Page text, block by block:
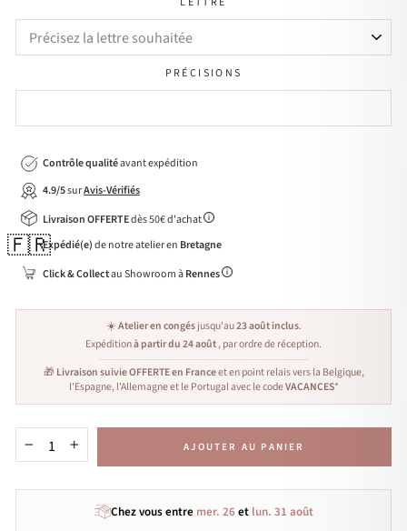
PRÉCISIONS
Contrôle qualitéavant expédition
4.9/5surAvis-Vérifiés
Livraison OFFERTEdès 50€ d'achat
🇫🇷Expédié(e)de notre atelier en Bretagne
Click & Collectau Showroom àRennes
☀️Atelier en congésjusqu'au23 août inclus.
Expéditionà partir du 24 août, par ordre de réception.
🎁 Livraison suivie OFFERTE en Franceet en point relais vers la Belgique,
l'Espagne, l'Allemagne et le Portugal avec le codeVACANCES*
+ AJOUTER AU PANIER
Chez vous entre mer. 26et lun. 31 août